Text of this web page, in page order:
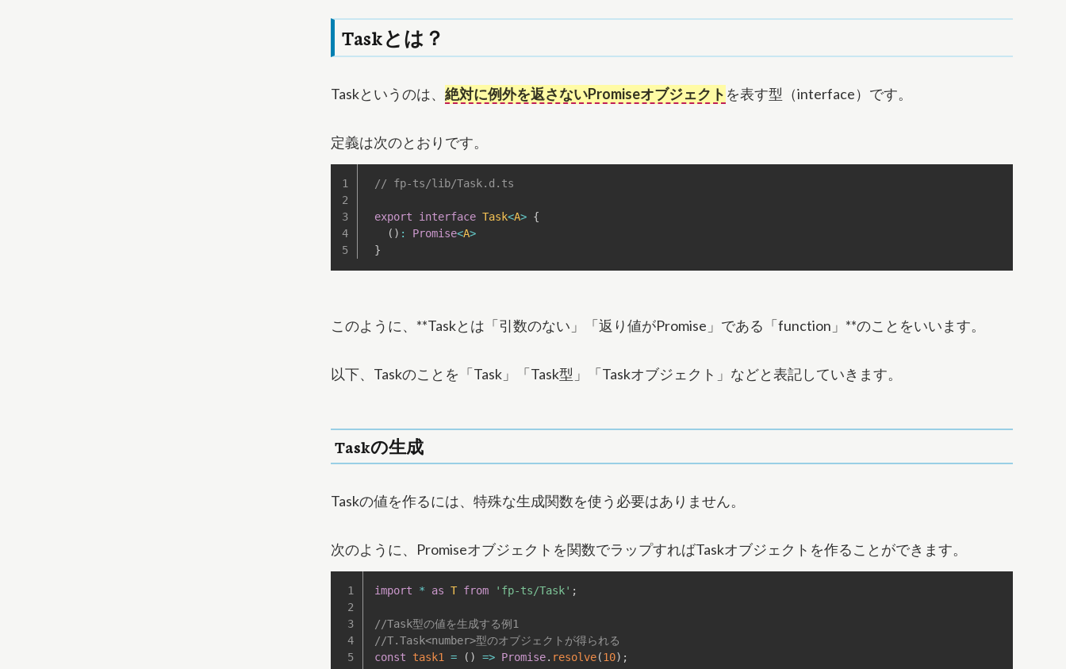
Taskとは？
Taskというのは、 絶対に例外を返さないPromiseオブジェクト を表す型（interface）です。
定義は次のとおりです。
// fp-ts/lib/Task.d.ts
export interface Task<A> {
( ) : Promise<A>
}
このように、**Taskとは「引数のない」「返り値がPromise」である「function」**のことをいいます。
以下、Taskのことを「Task」「Task型」「Taskオブジェクト」などと表記していきます。
Taskの生成
Taskの値を作るには、特殊な生成関数を使う必要はありません。
次のように、Promiseオブジェクトを関数でラップすればTaskオブジェクトを作ることができます。
import * as T from 'fp-ts/Task' ;
//Task型の値を生成する例1
//T.Task<number>型のオブジェクトが得られる
const
task1 = ( ) => Promise. resolve(10) ;